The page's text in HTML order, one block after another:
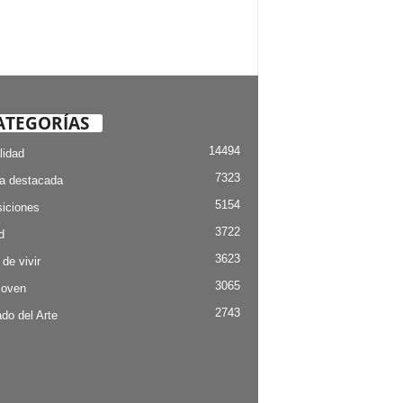
14494
destacada 7323
5154
3722
vivir 3623
3065
del Arte 2743